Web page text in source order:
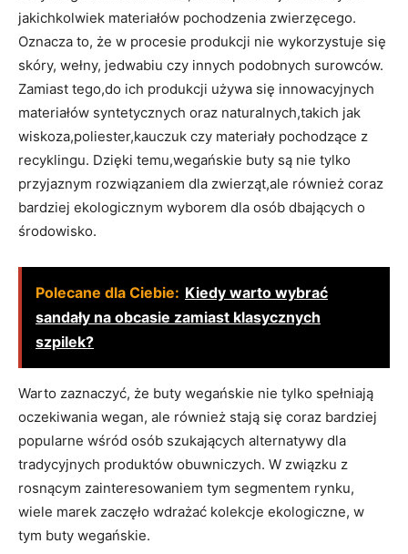
jakichkolwiek materiałów pochodzenia zwierzęcego.
Oznacza to, że w procesie produkcji nie wykorzystuje się
skóry, wełny, jedwabiu czy innych podobnych surowców.
Zamiast tego,do ich produkcji używa się innowacyjnych
materiałów syntetycznych oraz naturalnych,takich jak
wiskoza,poliester,kauczuk czy materiały pochodzące z
recyklingu. Dzięki temu,wegańskie buty są nie tylko
przyjaznym rozwiązaniem dla zwierząt,ale również coraz
bardziej ekologicznym wyborem dla osób dbających o
środowisko.
Polecane dla Ciebie: Kiedy warto wybrać
sandały na obcasie zamiast klasycznych
szpilek?
Warto zaznaczyć, że buty wegańskie nie tylko spełniają
oczekiwania wegan, ale również stają się coraz bardziej
popularne wśród osób szukających alternatywy dla
tradycyjnych produktów obuwniczych. W związku z
rosnącym zainteresowaniem tym segmentem rynku,
wiele marek zaczęło wdrażać kolekcje ekologiczne, w
tym buty wegańskie.